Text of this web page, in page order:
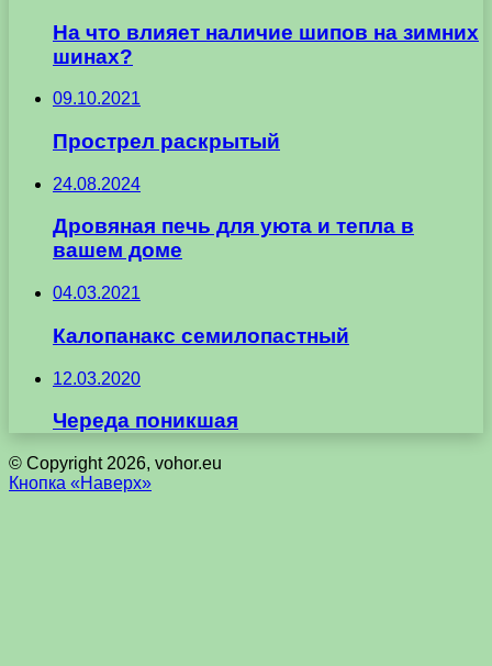
На что влияет наличие шипов на зимних
шинах?
09.10.2021
Прострел раскрытый
24.08.2024
Дровяная печь для уюта и тепла в
вашем доме
04.03.2021
Калопанакс семилопастный
12.03.2020
Череда поникшая
© Copyright 2026, vohor.eu
Кнопка «Наверх»